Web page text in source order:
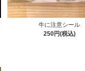
牛に注意シール
250円(税込)